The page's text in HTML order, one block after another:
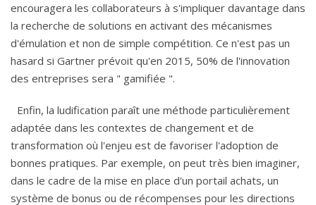
encouragera les collaborateurs à s'impliquer davantage dans
la recherche de solutions en activant des mécanismes
d'émulation et non de simple compétition. Ce n'est pas un
hasard si Gartner prévoit qu'en 2015, 50% de l'innovation
des entreprises sera " gamifiée ".
Enfin, la ludification paraît une méthode particulièrement
adaptée dans les contextes de changement et de
transformation où l'enjeu est de favoriser l'adoption de
bonnes pratiques. Par exemple, on peut très bien imaginer,
dans le cadre de la mise en place d'un portail achats, un
système de bonus ou de récompenses pour les directions